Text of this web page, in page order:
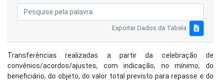
Exportar Dados da Tabela:
Transferências realizadas a partir da celebração de
convênios/acordos/ajustes, com indicação, no mínimo, do
beneficiário, do objeto, do valor total previsto para repasse e do